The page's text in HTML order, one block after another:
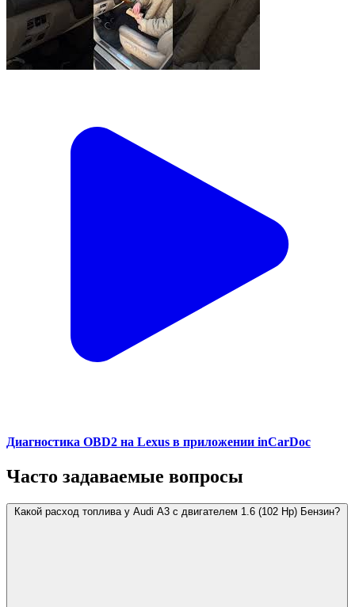
Диагностика OBD2 на Lexus в приложении inCarDoc
Часто задаваемые вопросы
Какой расход топлива у Audi A3 с двигателем 1.6 (102 Hp) Бензин?